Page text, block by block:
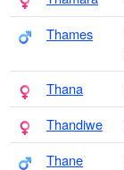
Thames
Thana
Thandiwe
Thane